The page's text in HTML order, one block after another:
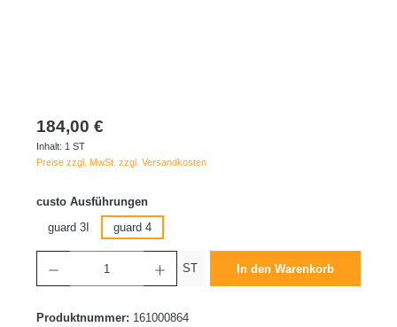
184,00 €
Inhalt: 1 ST
Preise zzgl. MwSt. zzgl. Versandkosten
custo Ausführungenauswählen
guard 3I
guard 4
ST In den Warenkorb
Produktnummer: 161000864